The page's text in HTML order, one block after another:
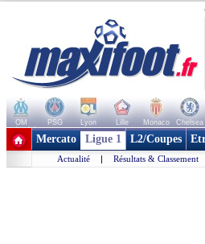
OM PSG Lyon Lille Monaco Chelsea
+ de clubs
Mercato Ligue 1 L2/Coupes
Actualité | Résultats & Classement